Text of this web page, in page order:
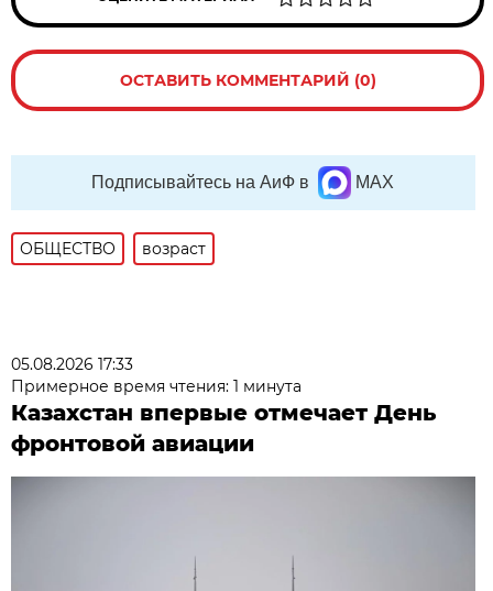
ОСТАВИТЬ КОММЕНТАРИЙ (0)
Подписывайтесь на АиФ в MAX
ОБЩЕСТВО возраст
05.08.2026 17:33
Примерное время чтения: 1 минута
Казахстан впервые отмечает День
фронтовой авиации